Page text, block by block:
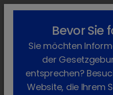
Redonyl
Zurück
Redonyl Ultra
Bevor Sie
Sie möchten
der
entsprechen?
Website, die Ihrem